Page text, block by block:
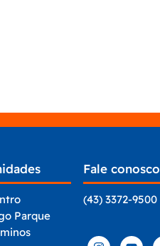
Parque
Fale conosco
(43) 3372-9500